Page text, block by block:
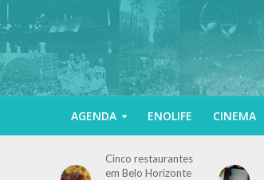
AGENDA ENOLIFE CINEMA
Cinco restaurantes
em Belo Horizonte